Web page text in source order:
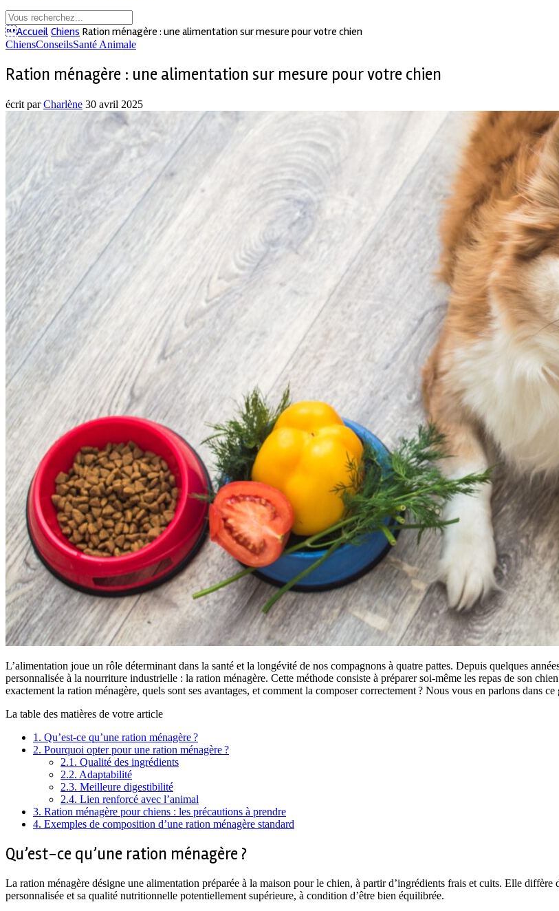
Accueil Chiens Ration ménagère : une alimentation sur mesure pour votre chien
ChiensConseilsSanté Animale
Ration ménagère : une alimentation sur mesure pour votre chien
écrit parCharlène 30 avril 2025
L’alimentation joue un rôle déterminant dans la santé et la longévité de nos compagnons à quatre pattes. Depuis quelques
personnalisée à la nourriture industrielle : la ration ménagère. Cette méthode consiste à préparer soi-même les repas de son
exactement la ration ménagère, quels sont ses avantages, et comment la composer correctement ? Nous vous en parlons dans ce
La table des matières de votre article
1. Qu’est-ce qu’une ration ménagère ?
2. Pourquoi opter pour une ration ménagère ?
2.1. Qualité des ingrédients
2.2. Adaptabilité
2.3. Meilleure digestibilité
2.4. Lien renforcé avec l’animal
3. Ration ménagère pour chiens : les précautions à prendre
4. Exemples de composition d’une ration ménagère standard
Qu’est-ce qu’une ration ménagère ?
La ration ménagère désigne une alimentation préparée à la maison pour le chien, à partir d’ingrédients frais et cuits. Elle
personnalisée et sa qualité nutritionnelle potentiellement supérieure, à condition d’être bien équilibrée.